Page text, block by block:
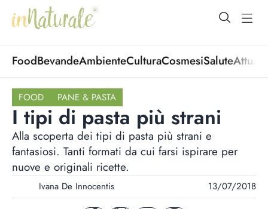
open
FoodBevandeAmbienteCulturaCosmesiSalute
FOOD PANE & PASTA
I tipi di pasta più strani
Alla scoperta dei tipi di pasta più strani e
fantasiosi. Tanti formati da cui farsi ispirare per
nuove e originali ricette.
Ivana De Innocentis 13/07/2018